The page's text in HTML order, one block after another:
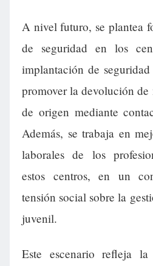
A nivel futuro, se plantea
de seguridad en los
implantación de
promover la devolución de
de origen mediante
Además, se trabaja en
laborales de los
estos centros, en un
tensión social sobre la
juvenil.
Este escenario refleja